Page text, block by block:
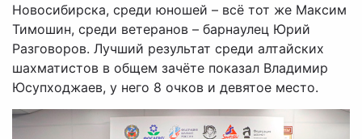
Новосибирска, среди юношей – всё тот же Максим
Тимошин, среди ветеранов – барнаулец Юрий
Разговоров. Лучший результат среди алтайских
шахматистов в общем зачёте показал Владимир
Юсупходжаев, у него 8 очков и девятое место.